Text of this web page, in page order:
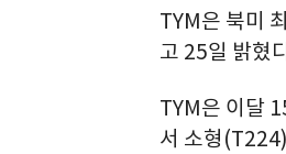
TYM은 북미
고 25일 밝혔
TYM은 이달
서 소형